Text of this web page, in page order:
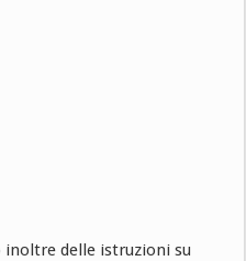
delle istruzioni su